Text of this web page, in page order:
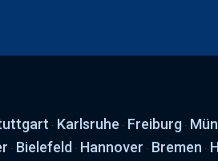
· Karlsruhe · Freiburg ·
· Bielefeld · Hannover · Bremen ·